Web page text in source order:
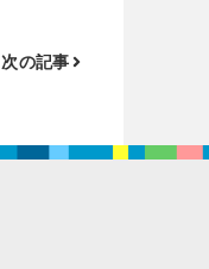
次の記事